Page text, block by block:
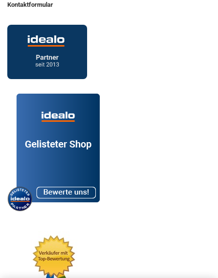
Kontaktformular